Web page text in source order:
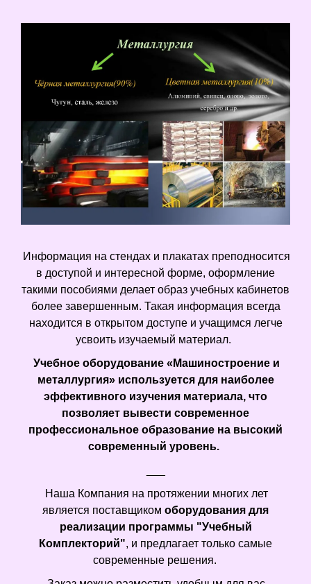
Информация на стендах и плакатах преподносится
в доступой и интересной форме, оформление
такими пособиями делает образ учебных кабинетов
более завершенным. Такая информация всегда
находится в открытом доступе и учащимся легче
усвоить изучаемый материал.
Учебное оборудование «Машиностроение и
металлургия» используется для наиболее
эффективного изучения материала, что
позволяет вывести современное
профессиональное образование на высокий
современный уровень.
Наша Компания на протяжении многих лет
является поставщиком оборудования для
реализации программы "Учебный
Комплекторий", и предлагает только самые
современные решения.